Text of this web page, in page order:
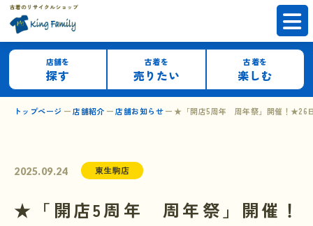
店舗を
探す
古着を
売りたい
古着を
楽しむ
トップページ 店舗紹介 店舗お知らせ ★「開店5周年 周年祭」開催！★26
2025.09.24 東生駒店
★「開店5周年 周年祭」開催！